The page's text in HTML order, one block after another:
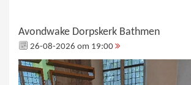
Avondwake Dorpskerk Bathmen
26-08-2026 om 19:00